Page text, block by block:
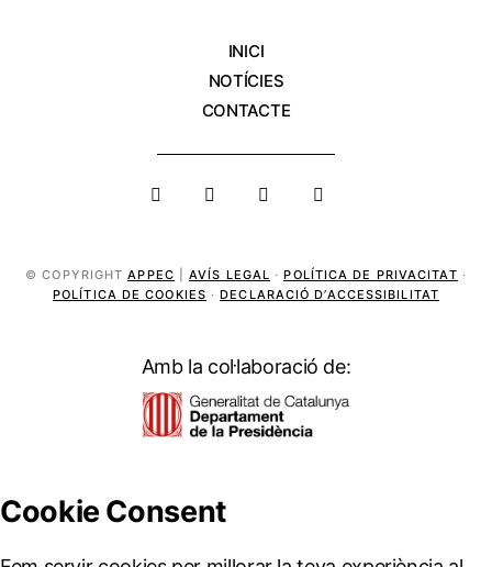
INICI
NOTÍCIES
CONTACTE
© COPYRIGHTAPPEC |AVÍS LEGAL ·POLÍTICA DE PRIVACITAT ·
POLÍTICA DE COOKIES ·DECLARACIÓ D’ACCESSIBILITAT
Amb la col·laboració de: